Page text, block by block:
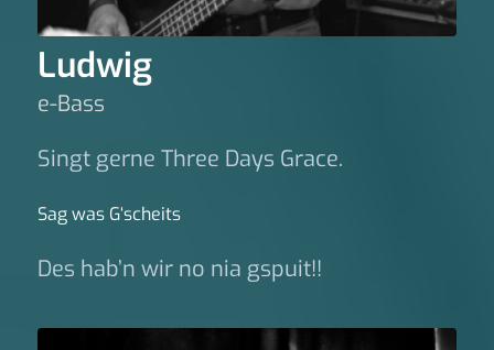
Ludwig
e-Bass
Singt gerne Three Days Grace.
Sag was G‘scheits
Des hab’n wir no nia gspuit!!